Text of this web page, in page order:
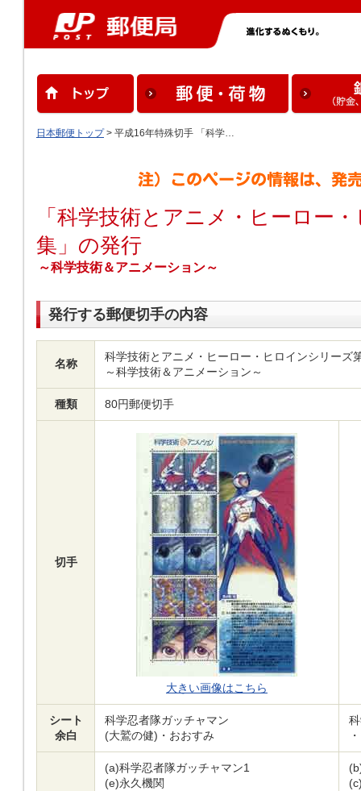
日本郵便トップ> 平成16年特殊切手 「科学…
「科学技術とアニメ・ヒーロー
集」の発行
～科学技術＆アニメーション～
発行する郵便切手の内容
名称
科学技術とアニメ・ヒーロー・ヒロインシリーズ
～科学技術＆アニメーション～
種類 80円郵便切手
切手
大きい画像はこちら
シート
余白
科学忍者隊ガッチャマン
(大鷲の健)・おおすみ
(a)科学忍者隊ガッチャマン1
(e)永久機関